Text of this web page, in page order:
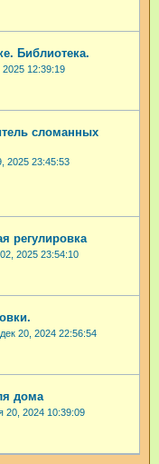
Библиотека.
12:39:19
сломанных
2025 23:45:53
регулировка
2025 23:54:10
20, 2024 22:56:54
дома
20, 2024 10:39:09